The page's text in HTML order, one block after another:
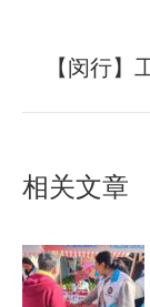
【闵行】
相关文章